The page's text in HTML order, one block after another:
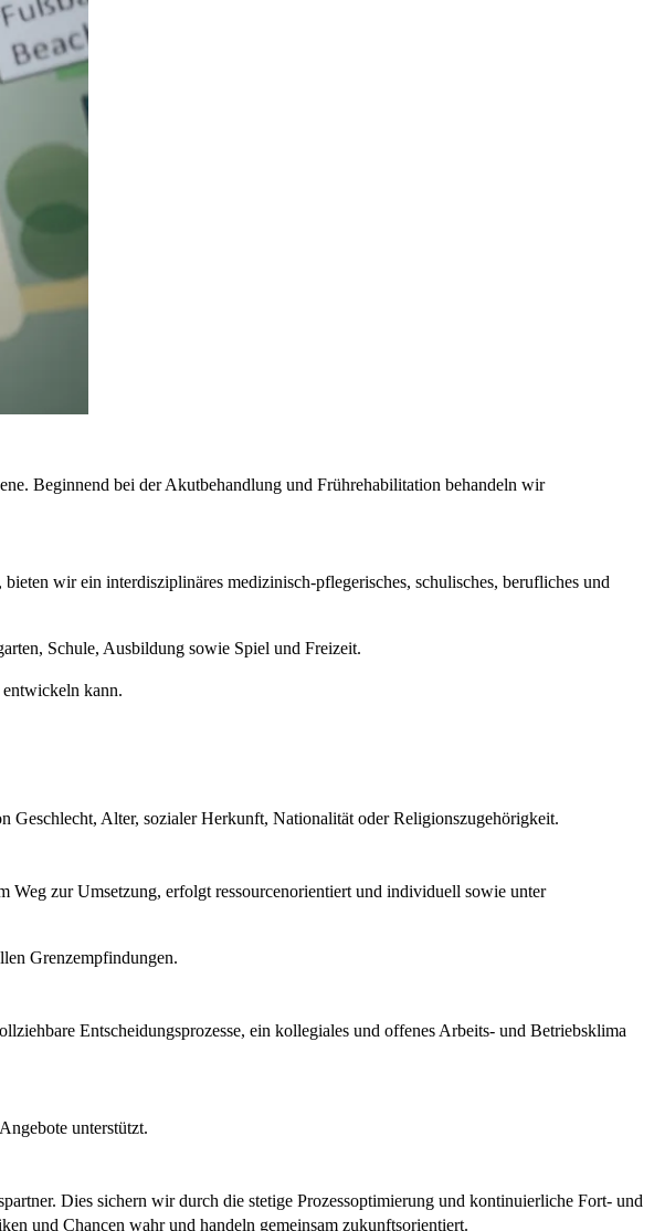
Beginnend bei der Akutbehandlung und Frührehabilitation behandeln wir
wir ein interdisziplinäres medizinisch-pflegerisches, schulisches, berufliches und
Schule, Ausbildung sowie Spiel und Freizeit.
kann.
Geschlecht, Alter, sozialer Herkunft, Nationalität oder Religionszugehörigkeit.
zur Umsetzung, erfolgt ressourcenorientiert und individuell sowie unter
Grenzempfindungen.
Entscheidungsprozesse, ein kollegiales und offenes Arbeits- und Betriebsklima
unterstützt.
Dies sichern wir durch die stetige Prozessoptimierung und kontinuierliche Fort- und
und Chancen wahr und handeln gemeinsam zukunftsorientiert.